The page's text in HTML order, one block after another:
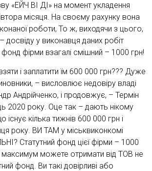
«ЕЙЧ ВІ ДІ» на момент укладення
місяця. На своєму рахунку вона
роботи, То ж, виходячи з цього,
у виконавця даних робіт
фонд фірми взагалі смішний – 1000 грн!
і заплатити їм 600 000 грн??? Дуже
– висловлює недовіру владі
Андрійченко, і продовжує, – Термін
2020 року. Оце так – дають нікому
існує кілька тижнів 600 000 грн і
року. ВИ ТАМ у міськвиконкомі
Статутний фонд цієї фірми – 1000
максимум можете отримати від ТОВ не
фонд. Ви такі довірливі або